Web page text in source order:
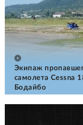
Экипаж
самолета Cessna
Бодайбо